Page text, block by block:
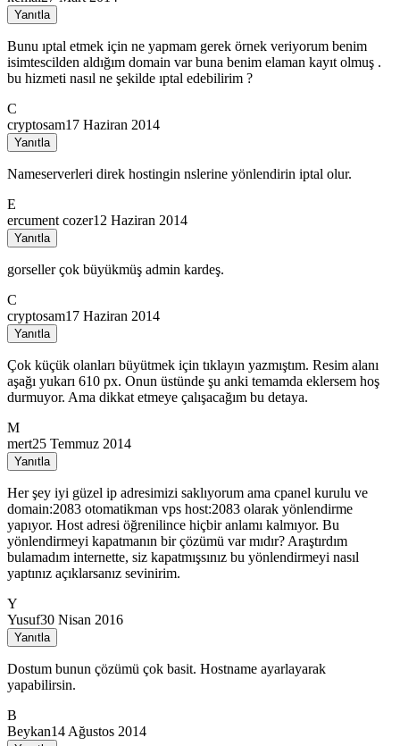
Yanıtla
Bunu ıptal etmek için ne yapmam gerek örnek veriyorum benim
isimtescilden aldığım domain var buna benim elaman kayıt olmuş .
bu hizmeti nasıl ne şekilde ıptal edebilirim ?
C
cryptosam17 Haziran 2014
Yanıtla
Nameserverleri direk hostingin nslerine yönlendirin iptal olur.
E
ercument cozer12 Haziran 2014
Yanıtla
gorseller çok büyükmüş admin kardeş.
C
cryptosam17 Haziran 2014
Yanıtla
Çok küçük olanları büyütmek için tıklayın yazmıştım. Resim alanı
aşağı yukarı 610 px. Onun üstünde şu anki temamda eklersem hoş
durmuyor. Ama dikkat etmeye çalışacağım bu detaya.
M
mert25 Temmuz 2014
Yanıtla
Her şey iyi güzel ip adresimizi saklıyorum ama cpanel kurulu ve
domain:2083 otomatikman vps host:2083 olarak yönlendirme
yapıyor. Host adresi öğrenilince hiçbir anlamı kalmıyor. Bu
yönlendirmeyi kapatmanın bir çözümü var mıdır? Araştırdım
bulamadım internette, siz kapatmışsınız bu yönlendirmeyi nasıl
yaptınız açıklarsanız sevinirim.
Y
Yusuf30 Nisan 2016
Yanıtla
Dostum bunun çözümü çok basit. Hostname ayarlayarak
yapabilirsin.
B
Beykan14 Ağustos 2014